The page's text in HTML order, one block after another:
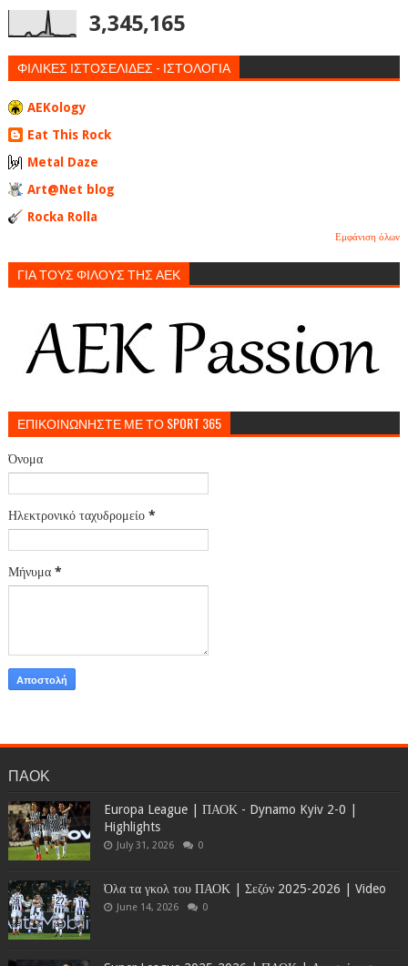
3,345,165
ΦΙΛΙΚΕΣ ΙΣΤΟΣΕΛΙΔΕΣ - ΙΣΤΟΛΟΓΙΑ
AEKology
Eat This Rock
Metal Daze
Art@Net blog
Rocka Rolla
Εμφάνιση όλων
ΓΙΑ ΤΟΥΣ ΦΙΛΟΥΣ ΤΗΣ ΑΕΚ
ΕΠΙΚΟΙΝΩΝΗΣΤΕ ΜΕ ΤΟ SPORT 365
Όνομα
Ηλεκτρονικό ταχυδρομείο *
Μήνυμα *
ΠΑΟΚ
Europa League | ΠΑΟΚ - Dynamo Kyiv 2-0 |
Highlights
July 31, 2026 0
Όλα τα γκολ του ΠΑΟΚ | Σεζόν 2025-2026 | Video
June 14, 2026 0